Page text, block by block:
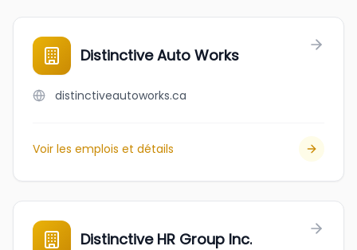
Distinctive Auto Works
distinctiveautoworks.ca
Voir les emplois et détails
Distinctive HR Group Inc.